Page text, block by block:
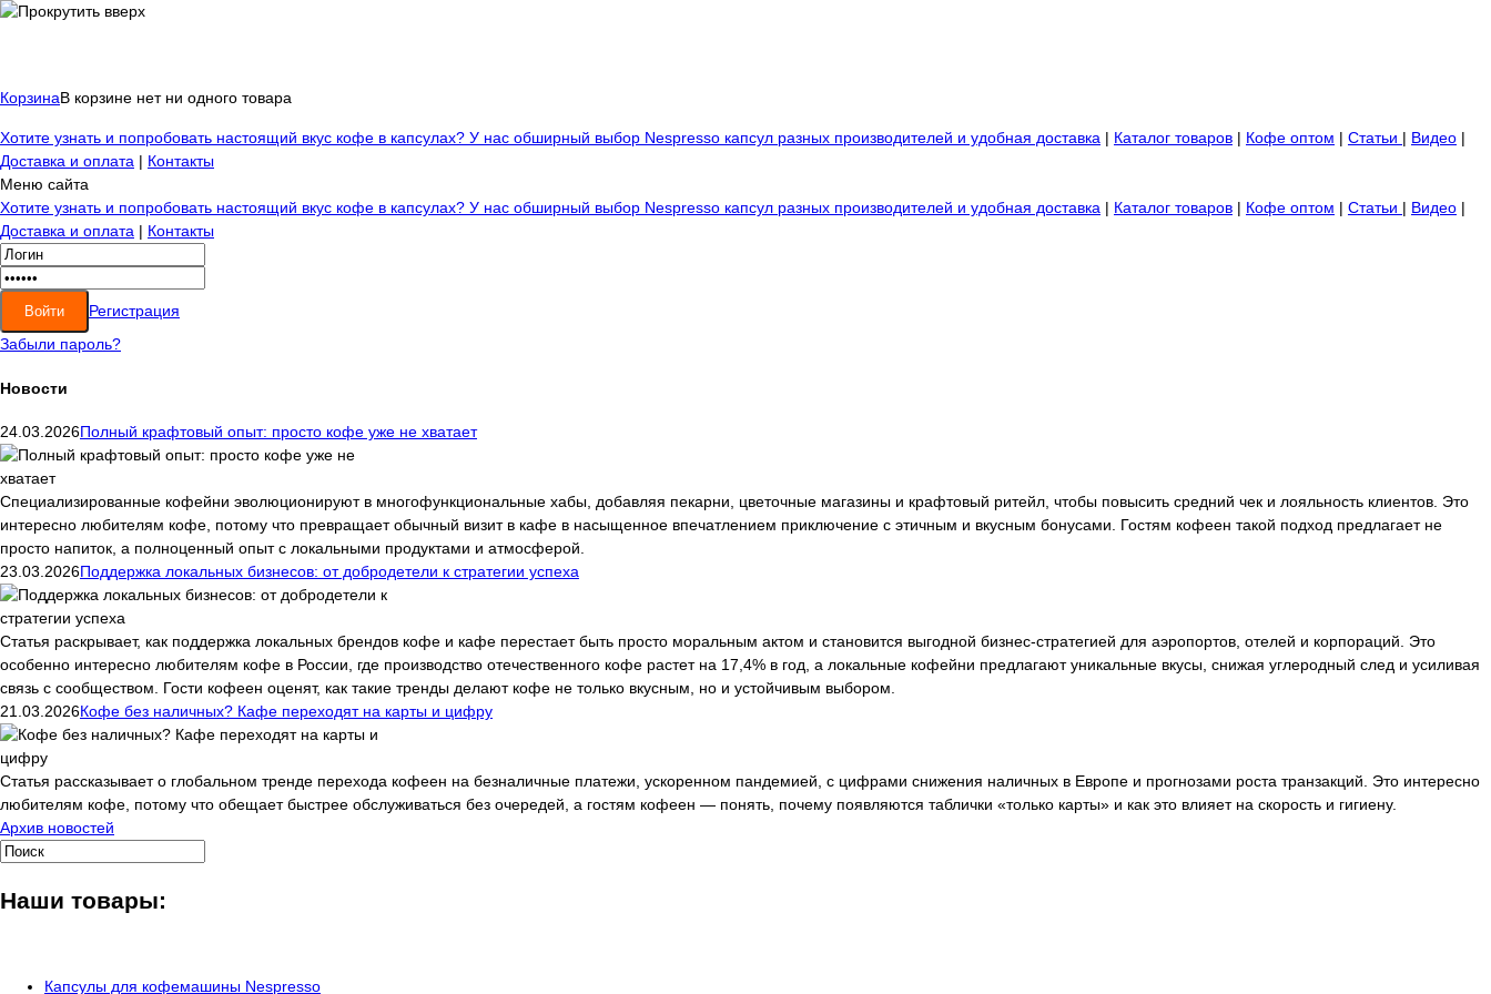
КорзинаВ корзине нет ни одного товара
Хотите узнать и попробовать настоящий вкус кофе в капсулах? У нас обширный выбор Nespresso капсул разных производителей и удобная доставка | Каталог товаров | Кофе оптом | Статьи | Видео |
Доставка и оплата | Контакты
Меню сайта
Хотите узнать и попробовать настоящий вкус кофе в капсулах? У нас обширный выбор Nespresso капсул разных производителей и удобная доставка | Каталог товаров | Кофе оптом | Статьи | Видео |
Доставка и оплата | Контакты
Регистрация
Забыли пароль?
Новости
24.03.2026Полный крафтовый опыт: просто кофе уже не хватает
Специализированные кофейни эволюционируют в многофункциональные хабы, добавляя пекарни, цветочные магазины и крафтовый ритейл, чтобы повысить средний чек и лояльность клиентов. Это
интересно любителям кофе, потому что превращает обычный визит в кафе в насыщенное впечатлением приключение с этичным и вкусным бонусами. Гостям кофеен такой подход предлагает не
просто напиток, а полноценный опыт с локальными продуктами и атмосферой.
23.03.2026Поддержка локальных бизнесов: от добродетели к стратегии успеха
Статья раскрывает, как поддержка локальных брендов кофе и кафе перестает быть просто моральным актом и становится выгодной бизнес-стратегией для аэропортов, отелей и корпораций. Это
особенно интересно любителям кофе в России, где производство отечественного кофе растет на 17,4% в год, а локальные кофейни предлагают уникальные вкусы, снижая углеродный след и усиливая
связь с сообществом. Гости кофеен оценят, как такие тренды делают кофе не только вкусным, но и устойчивым выбором.
21.03.2026Кофе без наличных? Кафе переходят на карты и цифру
Статья рассказывает о глобальном тренде перехода кофеен на безналичные платежи, ускоренном пандемией, с цифрами снижения наличных в Европе и прогнозами роста транзакций. Это интересно
любителям кофе, потому что обещает быстрее обслуживаться без очередей, а гостям кофеен — понять, почему появляются таблички «только карты» и как это влияет на скорость и гигиену.
Архив новостей
Наши товары:
Капсулы для кофемашины Nespresso